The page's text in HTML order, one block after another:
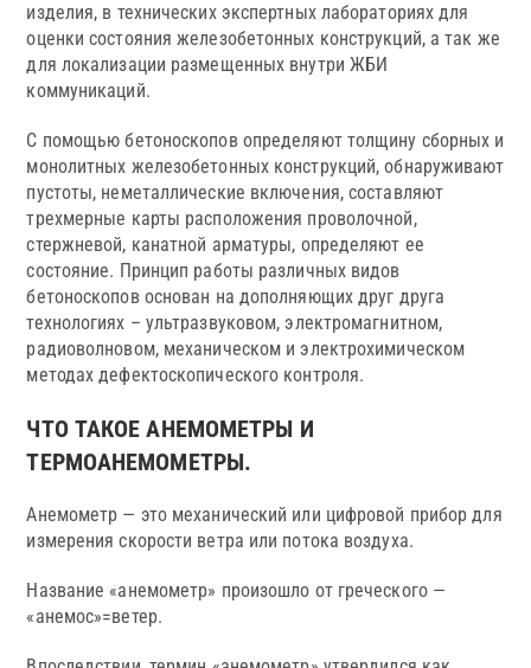
изделия, в технических экспертных лабораториях для
оценки состояния железобетонных конструкций, а так же
для локализации размещенных внутри ЖБИ
коммуникаций.
С помощью бетоноскопов определяют толщину сборных и
монолитных железобетонных конструкций, обнаруживают
пустоты, неметаллические включения, составляют
трехмерные карты расположения проволочной,
стержневой, канатной арматуры, определяют ее
состояние. Принцип работы различных видов
бетоноскопов основан на дополняющих друг друга
технологиях – ультразвуковом, электромагнитном,
радиоволновом, механическом и электрохимическом
методах дефектоскопического контроля.
ЧТО ТАКОЕ АНЕМОМЕТРЫ И
ТЕРМОАНЕМОМЕТРЫ.
Анемометр — это механический или цифровой прибор для
измерения скорости ветра или потока воздуха.
Название «анемометр» произошло от греческого —
«анемос»=ветер.